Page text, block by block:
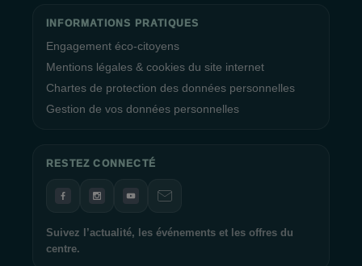
INFORMATIONS PRATIQUES
Engagement éco-citoyens
Mentions légales & cookies du site internet
Chartes de protection des données personnelles
Gestion de vos données personnelles
RESTEZ CONNECTÉ
Suivez l’actualité, les événements et les offres du
centre.